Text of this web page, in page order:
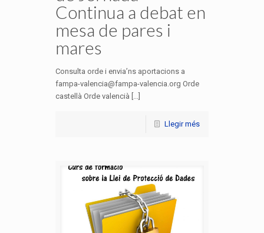
Continua a debat en
mesa de pares i
mares
Consulta orde i envia’ns aportacions a
fampa-valencia@fampa-valencia.org Orde
castellà Orde valencià [...]
Llegir més